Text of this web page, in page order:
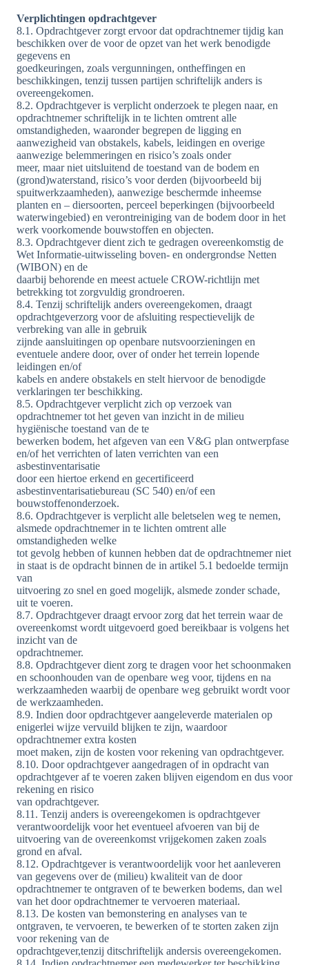
Verplichtingen opdrachtgever
8.1. Opdrachtgever zorgt ervoor dat opdrachtnemer tijdig kan
beschikken over de voor de opzet van het werk benodigde
gegevens en
goedkeuringen, zoals vergunningen, ontheffingen en
beschikkingen, tenzij tussen partijen schriftelijk anders is
overeengekomen.
8.2. Opdrachtgever is verplicht onderzoek te plegen naar, en
opdrachtnemer schriftelijk in te lichten omtrent alle
omstandigheden, waaronder begrepen de ligging en
aanwezigheid van obstakels, kabels, leidingen en overige
aanwezige belemmeringen en risico’s zoals onder
meer, maar niet uitsluitend de toestand van de bodem en
(grond)waterstand, risico’s voor derden (bijvoorbeeld bij
spuitwerkzaamheden), aanwezige beschermde inheemse
planten en – diersoorten, perceel beperkingen (bijvoorbeeld
waterwingebied) en verontreiniging van de bodem door in het
werk voorkomende bouwstoffen en objecten.
8.3. Opdrachtgever dient zich te gedragen overeenkomstig de
Wet Informatie-uitwisseling boven- en ondergrondse Netten
(WIBON) en de
daarbij behorende en meest actuele CROW-richtlijn met
betrekking tot zorgvuldig grondroeren.
8.4. Tenzij schriftelijk anders overeengekomen, draagt
opdrachtgeverzorg voor de afsluiting respectievelijk de
verbreking van alle in gebruik
zijnde aansluitingen op openbare nutsvoorzieningen en
eventuele andere door, over of onder het terrein lopende
leidingen en/of
kabels en andere obstakels en stelt hiervoor de benodigde
verklaringen ter beschikking.
8.5. Opdrachtgever verplicht zich op verzoek van
opdrachtnemer tot het geven van inzicht in de milieu
hygiënische toestand van de te
bewerken bodem, het afgeven van een V&G plan ontwerpfase
en/of het verrichten of laten verrichten van een
asbestinventarisatie
door een hiertoe erkend en gecertificeerd
asbestinventarisatiebureau (SC 540) en/of een
bouwstoffenonderzoek.
8.6. Opdrachtgever is verplicht alle beletselen weg te nemen,
alsmede opdrachtnemer in te lichten omtrent alle
omstandigheden welke
tot gevolg hebben of kunnen hebben dat de opdrachtnemer niet
in staat is de opdracht binnen de in artikel 5.1 bedoelde termijn
van
uitvoering zo snel en goed mogelijk, alsmede zonder schade,
uit te voeren.
8.7. Opdrachtgever draagt ervoor zorg dat het terrein waar de
overeenkomst wordt uitgevoerd goed bereikbaar is volgens het
inzicht van de
opdrachtnemer.
8.8. Opdrachtgever dient zorg te dragen voor het schoonmaken
en schoonhouden van de openbare weg voor, tijdens en na
werkzaamheden waarbij de openbare weg gebruikt wordt voor
de werkzaamheden.
8.9. Indien door opdrachtgever aangeleverde materialen op
enigerlei wijze vervuild blijken te zijn, waardoor
opdrachtnemer extra kosten
moet maken, zijn de kosten voor rekening van opdrachtgever.
8.10. Door opdrachtgever aangedragen of in opdracht van
opdrachtgever af te voeren zaken blijven eigendom en dus voor
rekening en risico
van opdrachtgever.
8.11. Tenzij anders is overeengekomen is opdrachtgever
verantwoordelijk voor het eventueel afvoeren van bij de
uitvoering van de overeenkomst vrijgekomen zaken zoals
grond en afval.
8.12. Opdrachtgever is verantwoordelijk voor het aanleveren
van gegevens over de (milieu) kwaliteit van de door
opdrachtnemer te ontgraven of te bewerken bodems, dan wel
van het door opdrachtnemer te vervoeren materiaal.
8.13. De kosten van bemonstering en analyses van te
ontgraven, te vervoeren, te bewerken of te storten zaken zijn
voor rekening van de
opdrachtgever,tenzij ditschriftelijk andersis overeengekomen.